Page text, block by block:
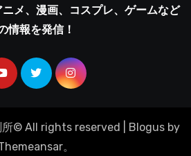
メ、漫画、コスプレ、ゲームなど
情報を発信！
© All rights reserved Blogus by
。